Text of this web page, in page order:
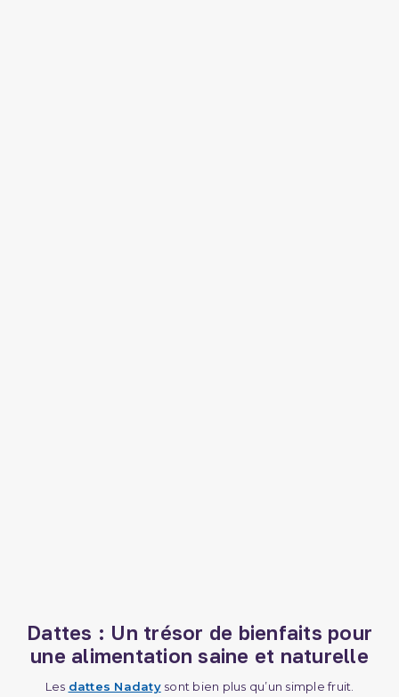
Dattes : Un trésor de bienfaits pour
une alimentation saine et naturelle
Les dattes Nadatysont bien plus qu’un simple fruit.